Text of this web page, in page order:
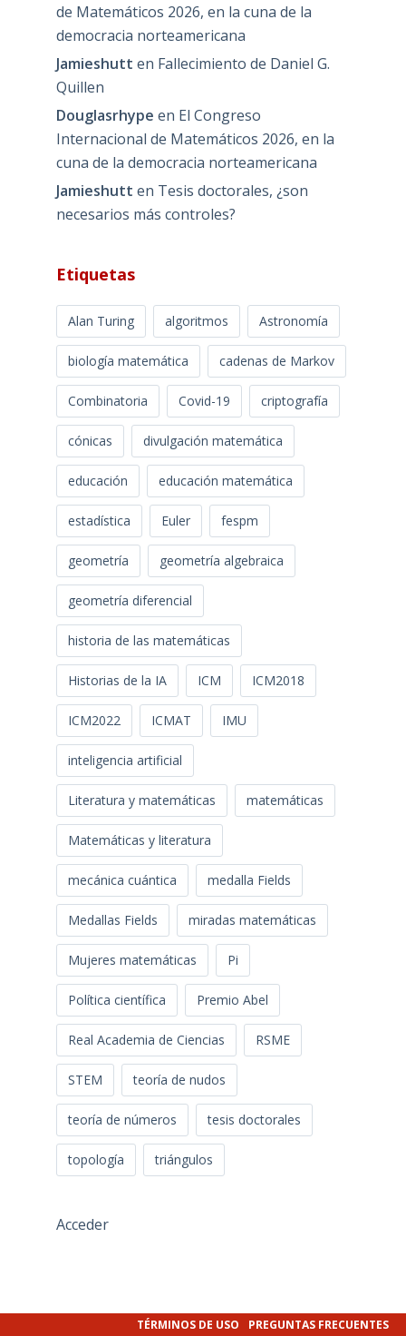
de Matemáticos 2026, en la cuna de la
democracia norteamericana
Jamieshutt en Fallecimiento de Daniel G.
Quillen
Douglasrhype en El Congreso
Internacional de Matemáticos 2026, en la
cuna de la democracia norteamericana
Jamieshutt en Tesis doctorales, ¿son
necesarios más controles?
Etiquetas
Alan Turing algoritmos Astronomía
biología matemática cadenas de Markov
Combinatoria Covid-19 criptografía
cónicas divulgación matemática
educación educación matemática
estadística Euler fespm
geometría geometría algebraica
geometría diferencial
historia de las matemáticas
Historias de la IA ICM ICM2018
ICM2022 ICMAT IMU
inteligencia artificial
Literatura y matemáticas matemáticas
Matemáticas y literatura
mecánica cuántica medalla Fields
Medallas Fields miradas matemáticas
Mujeres matemáticas Pi
Política científica Premio Abel
Real Academia de Ciencias RSME
STEM teoría de nudos
teoría de números tesis doctorales
topología triángulos
Acceder
TÉRMINOS DE USO PREGUNTAS FRECUENTES